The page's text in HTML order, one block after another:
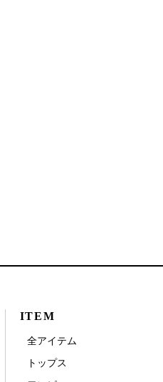
ITEM
全アイテム
トップス